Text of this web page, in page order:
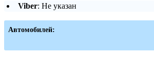
Viber: Не указан
Автомобилей: